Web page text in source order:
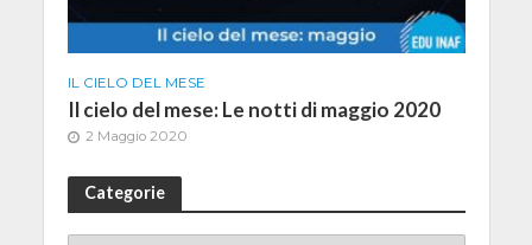
IL CIELO DEL MESE
Il cielo del mese: Le notti di maggio 2020
2 Maggio 2020
Categorie